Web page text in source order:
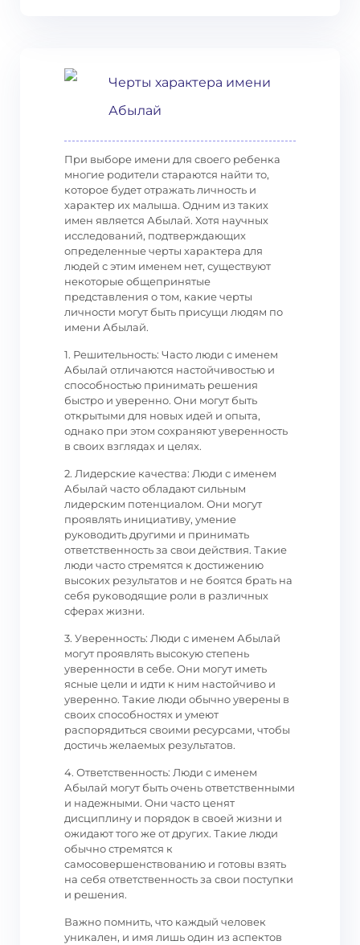
Черты характера имени
Абылай
При выборе имени для своего ребенка
многие родители стараются найти то,
которое будет отражать личность и
характер их малыша. Одним из таких
имен является Абылай. Хотя научных
исследований, подтверждающих
определенные черты характера для
людей с этим именем нет, существуют
некоторые общепринятые
представления о том, какие черты
личности могут быть присущи людям по
имени Абылай.
1. Решительность: Часто люди с именем
Абылай отличаются настойчивостью и
способностью принимать решения
быстро и уверенно. Они могут быть
открытыми для новых идей и опыта,
однако при этом сохраняют уверенность
в своих взглядах и целях.
2. Лидерские качества: Люди с именем
Абылай часто обладают сильным
лидерским потенциалом. Они могут
проявлять инициативу, умение
руководить другими и принимать
ответственность за свои действия. Такие
люди часто стремятся к достижению
высоких результатов и не боятся брать на
себя руководящие роли в различных
сферах жизни.
3. Уверенность: Люди с именем Абылай
могут проявлять высокую степень
уверенности в себе. Они могут иметь
ясные цели и идти к ним настойчиво и
уверенно. Такие люди обычно уверены в
своих способностях и умеют
распорядиться своими ресурсами, чтобы
достичь желаемых результатов.
4. Ответственность: Люди с именем
Абылай могут быть очень ответственными
и надежными. Они часто ценят
дисциплину и порядок в своей жизни и
ожидают того же от других. Такие люди
обычно стремятся к
самосовершенствованию и готовы взять
на себя ответственность за свои поступки
и решения.
Важно помнить, что каждый человек
уникален, и имя лишь один из аспектов